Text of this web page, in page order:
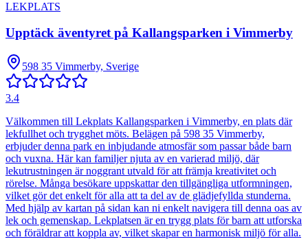
LEKPLATS
Upptäck äventyret på Kallangsparken i Vimmerby
598 35 Vimmerby, Sverige
3.4
Välkommen till Lekplats Kallangsparken i Vimmerby, en plats där
lekfullhet och trygghet möts. Belägen på 598 35 Vimmerby,
erbjuder denna park en inbjudande atmosfär som passar både barn
och vuxna. Här kan familjer njuta av en varierad miljö, där
lekutrustningen är noggrant utvald för att främja kreativitet och
rörelse. Många besökare uppskattar den tillgängliga utformningen,
vilket gör det enkelt för alla att ta del av de glädjefyllda stunderna.
Med hjälp av kartan på sidan kan ni enkelt navigera till denna oas av
lek och gemenskap. Lekplatsen är en trygg plats för barn att utforska
och föräldrar att koppla av, vilket skapar en harmonisk miljö för alla.